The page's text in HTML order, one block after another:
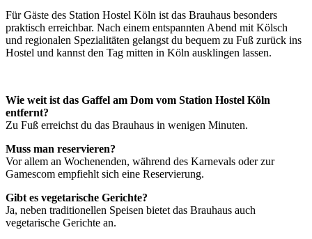
Für Gäste des Station Hostel Köln ist das Brauhaus besonders
praktisch erreichbar. Nach einem entspannten Abend mit Kölsch
und regionalen Spezialitäten gelangst du bequem zu Fuß zurück ins
Hostel und kannst den Tag mitten in Köln ausklingen lassen.
Wie weit ist das Gaffel am Dom vom Station Hostel Köln
entfernt?
Zu Fuß erreichst du das Brauhaus in wenigen Minuten.
Muss man reservieren?
Vor allem an Wochenenden, während des Karnevals oder zur
Gamescom empfiehlt sich eine Reservierung.
Gibt es vegetarische Gerichte?
Ja, neben traditionellen Speisen bietet das Brauhaus auch
vegetarische Gerichte an.